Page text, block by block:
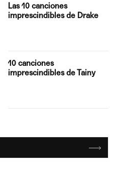
Las 10 canciones
imprescindibles de Drake
10 canciones
imprescindibles de Tainy